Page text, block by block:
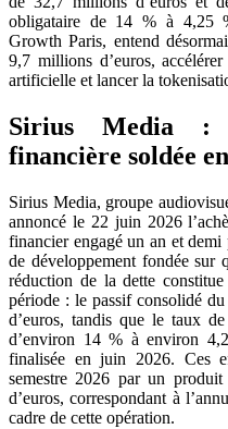
obligataire de 14 % à 4,25
Growth Paris, entend
9,7 millions d’euros,
artificielle et lancer la
Sirius Media :
financière soldée
Sirius Media, groupe
annoncé le 22 juin 2026
financier engagé un an et
de développement fondée sur
réduction de la dette
période : le passif consolidé
d’euros, tandis que le taux
d’environ 14 % à environ
finalisée en juin 2026. Ces
semestre 2026 par un
d’euros, correspondant à
cadre de cette opération.